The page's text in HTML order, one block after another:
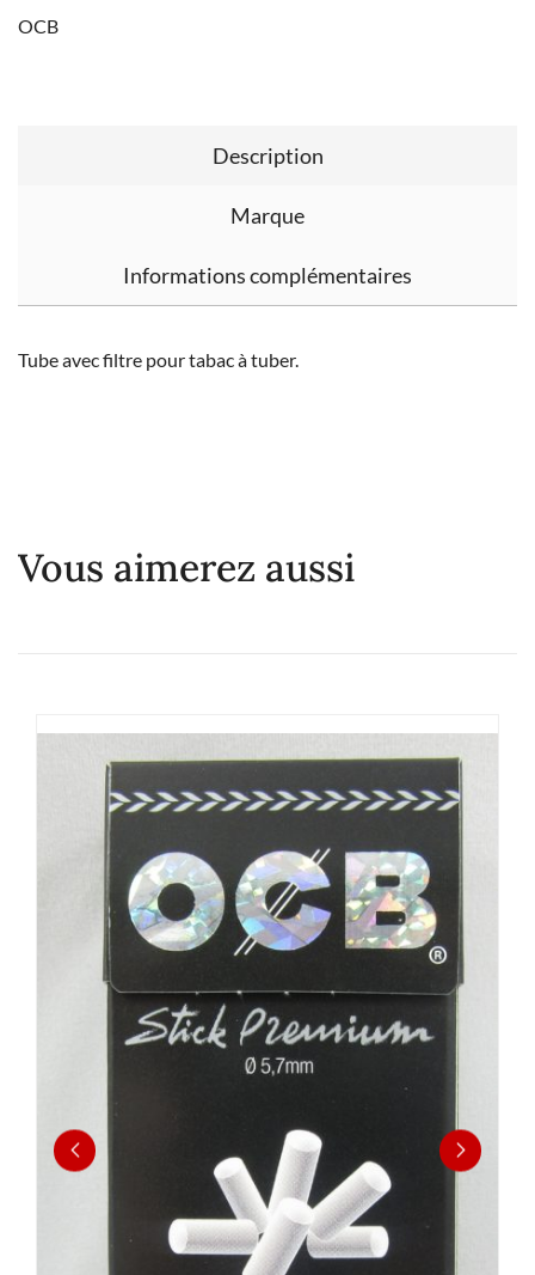
OCB
Description
Marque
Informations complémentaires
Tube avec filtre pour tabac à tuber.
Vous aimerez aussi